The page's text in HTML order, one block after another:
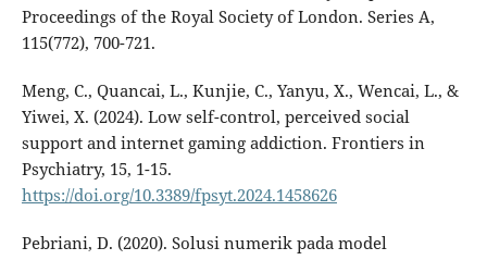
Proceedings of the Royal Society of London. Series A,
115(772), 700-721.
Meng, C., Quancai, L., Kunjie, C., Yanyu, X., Wencai, L., &
Yiwei, X. (2024). Low self-control, perceived social
support and internet gaming addiction. Frontiers in
Psychiatry, 15, 1-15.
https://doi.org/10.3389/fpsyt.2024.1458626
Pebriani, D. (2020). Solusi numerik pada model